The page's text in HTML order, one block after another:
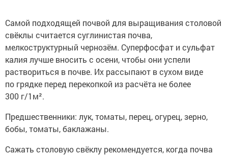
Самой подходящей почвой для выращивания столовой
свёклы считается суглинистая почва,
мелкоструктурный чернозём. Суперфосфат и сульфат
калия лучше вносить с осени, чтобы они успели
раствориться в почве. Их рассыпают в сухом виде
по грядке перед перекопкой из расчёта не более
300 г/1м².
Предшественники: лук, томаты, перец, огурец, зерно,
бобы, томаты, баклажаны.
Сажать столовую свёклу рекомендуется, когда почва